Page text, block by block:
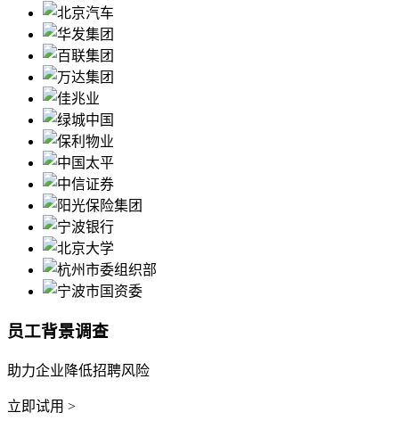
员工背景调查
助力企业降低招聘风险
立即试用 >